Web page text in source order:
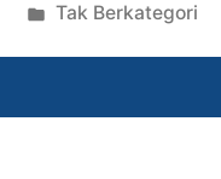
Tak Berkategori